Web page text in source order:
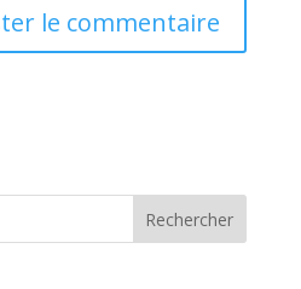
Rechercher